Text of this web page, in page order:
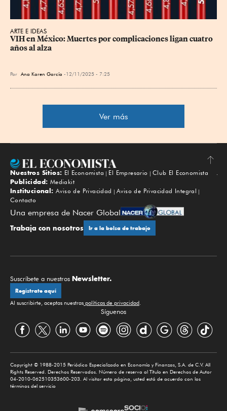
ARTE E IDEAS
VIH en México: Muertes por complicaciones ligan cuatro
años al alza
Por Ana Karen García 12/11/2025 - 7:25
Ver más
Subir
Nuestros Sitios: El Economista El Empresario
Club El Economista
Publicidad: Mediakit
Institucional: Aviso de Privacidad
Aviso de Privacidad Integral
Contacto
Una empresa de Nacer Global
Trabaja con nosotros Ir a la bolsa de trabajo
Suscríbete a nuestros Newsletter.
Regístrate aquí
Al suscribirte, aceptas nuestras políticas de privacidad.
Síguenos
Copyright © 1988-2015 Periódico Especializado en Economía y Finanzas, S.A. de C.V. All
Rights Reserved. Derechos Reservados. Número de reserva al Título en Derechos de Autor
04-2010-062510353600-203. Al visitar esta página, usted está de acuerdo con los
términos del servicio